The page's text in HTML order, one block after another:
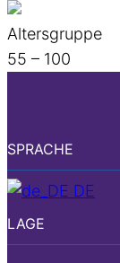
Altersgruppe
55 – 100
SPRACHE
DE
LAGE